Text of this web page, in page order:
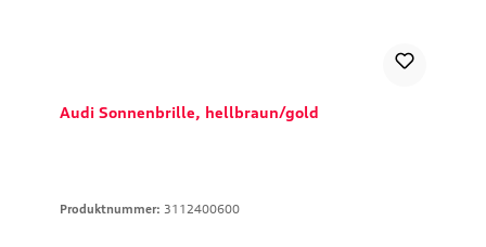
Audi Sonnenbrille, hellbraun/gold
Produktnummer: 3112400600